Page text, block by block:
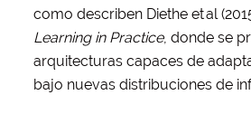
como describen Diethe et al
Learning in Practice, donde se
arquitecturas capaces de
bajo nuevas distribuciones de